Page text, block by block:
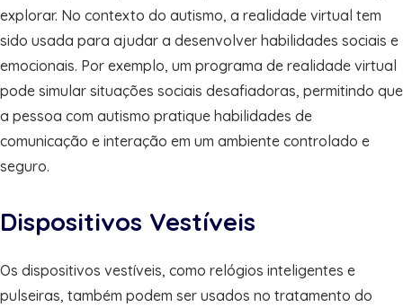
explorar. No contexto do autismo, a realidade virtual tem
sido usada para ajudar a desenvolver habilidades sociais e
emocionais. Por exemplo, um programa de realidade virtual
pode simular situações sociais desafiadoras, permitindo que
a pessoa com autismo pratique habilidades de
comunicação e interação em um ambiente controlado e
seguro.
Dispositivos Vestíveis
Os dispositivos vestíveis, como relógios inteligentes e
pulseiras, também podem ser usados no tratamento do